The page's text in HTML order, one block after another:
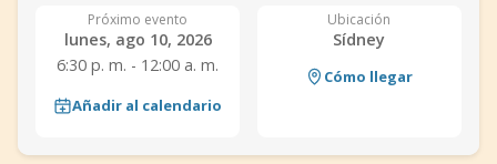
Tienda
TuneTempo
Próximo evento
lunes, ago 10, 2026
6:30 p. m. - 12:00 a. m.
Añadir al calendario
Ubicación
Sídney
Cómo llegar